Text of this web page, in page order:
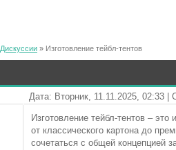
Дискуссии » Изготовление тейбл-тентов
Дата: Вторник, 11.11.2025, 02:33 |
Изготовление тейбл-тентов –
от классического картона до
сочетаться с общей концепцией